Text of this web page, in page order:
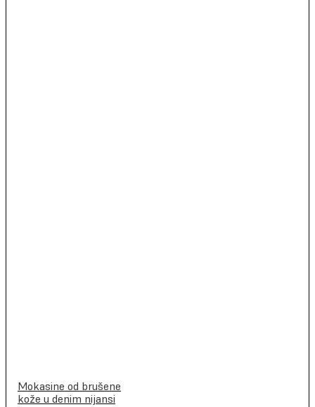
Mokasine od brušene
kože u denim nijansi